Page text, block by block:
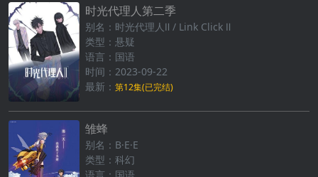
时光代理人第二季
别名：时光代理人Ⅱ / Link Click Ⅱ
类型：悬疑
语言：国语
时间：2023-09-22
最新： 第12集(已完结)
雏蜂
别名：B·E·E
类型：科幻